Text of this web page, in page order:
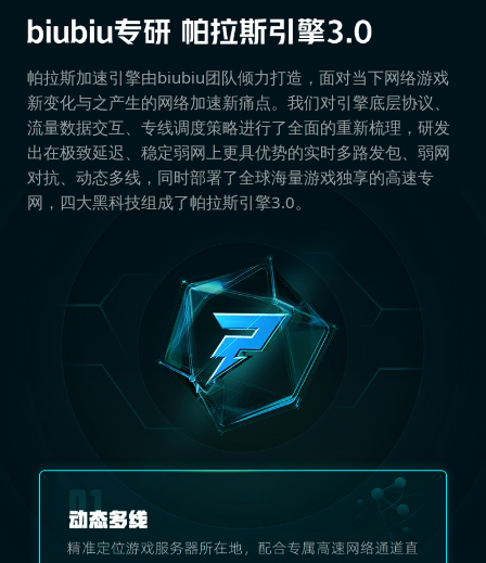
帕拉斯加速引擎由biubiu团队倾力打造，面对当下网络游戏
新变化与之产生的网络加速新痛点。我们对引擎底层协议、
流量数据交互、专线调度策略进行了全面的重新梳理，研发
出在极致延迟、稳定弱网上更具优势的实时多路发包、弱网
对抗、动态多线，同时部署了全球海量游戏独享的高速专
网，四大黑科技组成了帕拉斯引擎3.0。